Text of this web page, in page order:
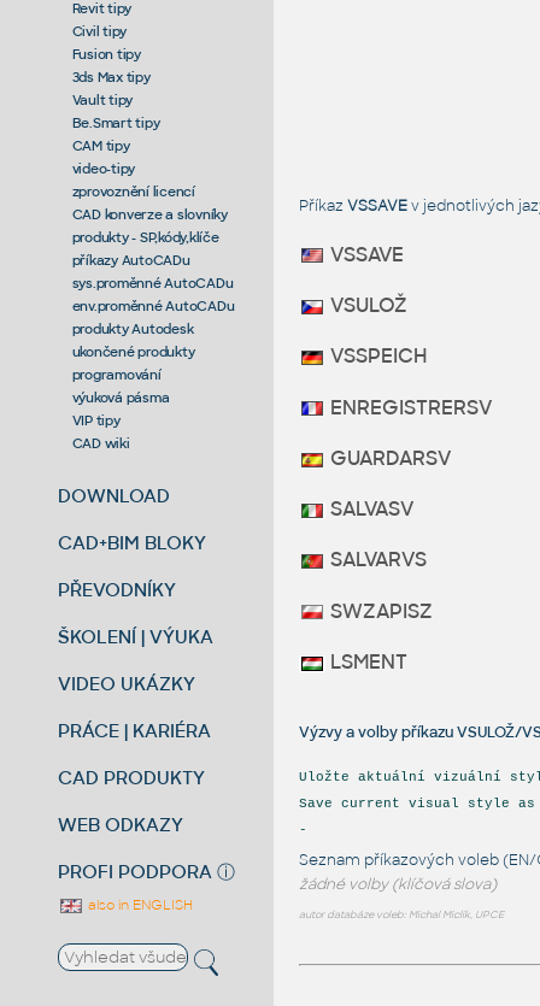
Revit tipy
Civil tipy
Fusion tipy
3ds Max tipy
Vault tipy
Be.Smart tipy
CAM tipy
video-tipy
zprovoznění licencí
CAD konverze a slovníky
produkty - SP,kódy,klíče
příkazy AutoCADu
sys.proměnné AutoCADu
env.proměnné AutoCADu
produkty Autodesk
ukončené produkty
programování
výuková pásma
VIP tipy
CAD wiki
DOWNLOAD
CAD+BIM BLOKY
PŘEVODNÍKY
ŠKOLENÍ | VÝUKA
VIDEO UKÁZKY
PRÁCE | KARIÉRA
CAD PRODUKTY
WEB ODKAZY
PROFI PODPORA ⓘ
also in ENGLISH
Příkaz VSSAVEv jednotlivých
VSSAVE
VSULOŽ
VSSPEICH
ENREGISTRERSV
GUARDARSV
SALVASV
SALVARVS
SWZAPISZ
LSMENT
Výzvy a volby příkazu VSULOŽ/
Uložte aktuální vizuální styl
Save current visual style
-
Seznam příkazových voleb (EN/
žádné volby (klíčová slova)
autor databáze voleb: Michal Miclík, UPCE